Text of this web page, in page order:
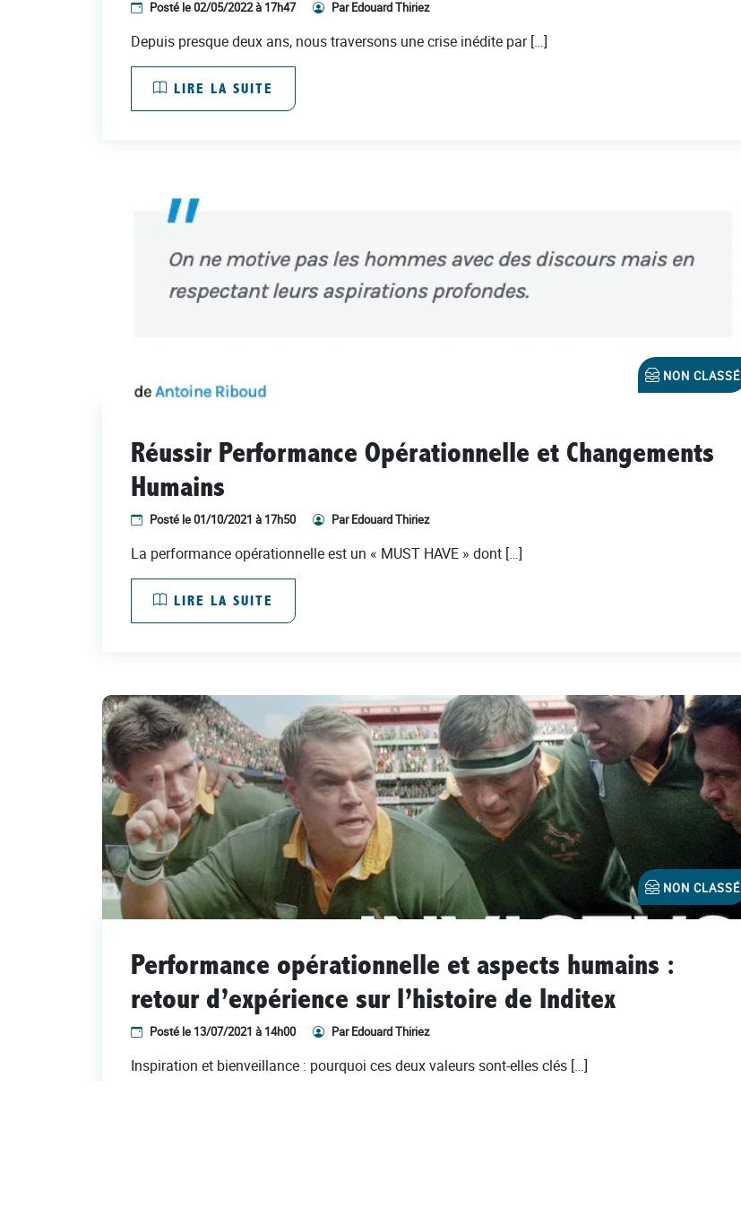
Posté le 02/05/2022 à 17h47 Par Edouard Thiriez
Depuis presque deux ans, nous traversons une crise inédite par […]
LIRE LA SUITE
NON CLASSÉ
Réussir Performance Opérationnelle et Changements
Humains
Posté le 01/10/2021 à 17h50 Par Edouard Thiriez
La performance opérationnelle est un « MUST HAVE » dont […]
LIRE LA SUITE
NON CLASSÉ
Performance opérationnelle et aspects humains :
retour d’expérience sur l’histoire de Inditex
Posté le 13/07/2021 à 14h00 Par Edouard Thiriez
Inspiration et bienveillance : pourquoi ces deux valeurs sont-elles clés […]